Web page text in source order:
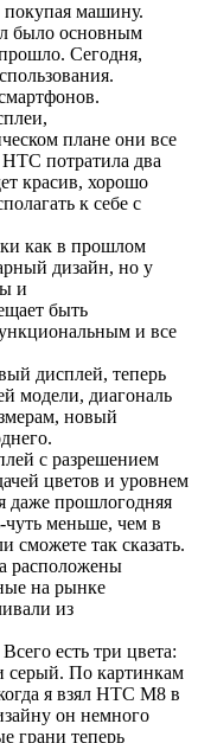
машину.
было основным
Сегодня,
плане они все
потратила два
красив, хорошо
к себе с
как в прошлом
дизайн, но у
и
быть
и все
дисплей, теперь
модели, диагональ
новый
с разрешением
цветов и уровнем
даже прошлогодняя
чуть меньше, чем в
сможете так сказать.
расположены
на рынке
из
есть три цвета:
серый. По картинкам
я взял HTC M8 в
он немного
грани теперь